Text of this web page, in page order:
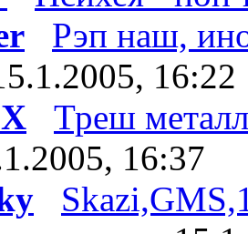
Рэп наш,
16:22
Треш
16:37